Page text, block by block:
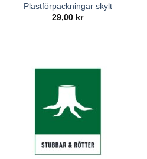
Plastförpackningar skylt
29,00 kr